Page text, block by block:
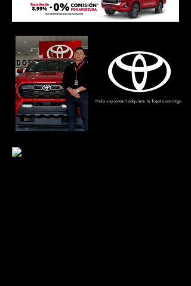
Hola soy Javier! adquiere tu Toyota conmigo